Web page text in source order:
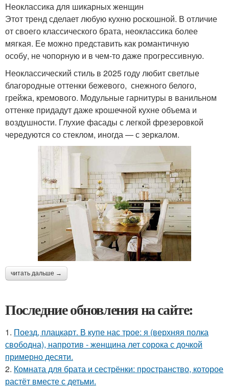
Неоклассика для шикарных женщин
Этот тренд сделает любую кухню роскошной. В отличие
от своего классического брата, неоклассика более
мягкая. Ее можно представить как романтичную
особу, не чопорную и в чем-то даже прогрессивную.
Неоклассический стиль в 2025 году любит светлые
благородные оттенки бежевого, снежного белого,
грейжа, кремового. Модульные гарнитуры в ванильном
оттенке придадут даже крошечной кухне объема и
воздушности. Глухие фасады с легкой фрезеровкой
чередуются со стеклом, иногда — с зеркалом.
читать дальше →
Последние обновления на сайте:
1. Поезд, плацкарт. В купе нас трое: я (верхняя полка
свободна), напротив - женщина лет сорока с дочкой
примерно десяти.
2. Комната для брата и сестрёнки: пространство, которое
растёт вместе с детьми.